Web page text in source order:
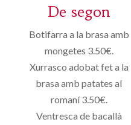
De segon
Botifarra a la brasa amb
mongetes 3.50€.
Xurrasco adobat fet a la
brasa amb patates al
romaní 3.50€.
Ventresca de bacallà